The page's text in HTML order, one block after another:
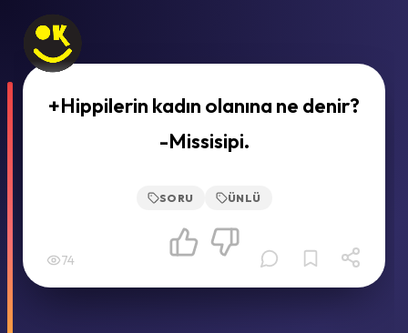
+Hippilerin kadın olanına ne denir?
-Missisipi.
SORU ÜNLÜ
74